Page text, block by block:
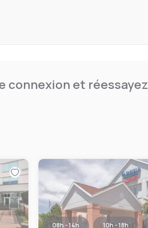
connexion et réessayez
08h - 14h 10h - 18h